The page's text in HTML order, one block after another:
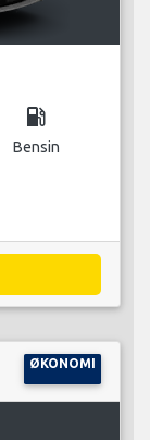
local_gas_station
Bensin
ØKONOMI